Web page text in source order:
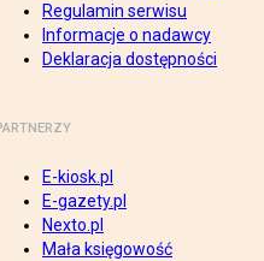
Regulamin serwisu
Informacje o nadawcy
Deklaracja dostępności
E-kiosk.pl
E-gazety.pl
Nexto.pl
Mała księgowość